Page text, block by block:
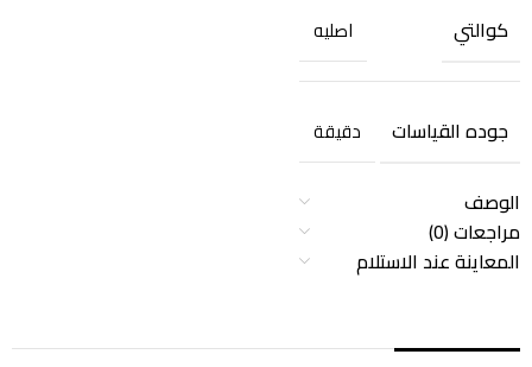
كوالتي اصليه
جوده القياسات دقيقة
الوصف
مراجعات (0)
المعاينة عند الاستلام